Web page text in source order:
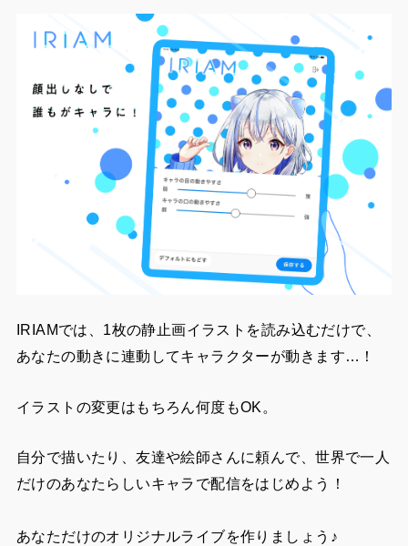
IRIAMでは、1枚の静止画イラストを読み込むだけで、
あなたの動きに連動してキャラクターが動きます…！
イラストの変更はもちろん何度もOK。
自分で描いたり、友達や絵師さんに頼んで、世界で一人
だけのあなたらしいキャラで配信をはじめよう！
あなただけのオリジナルライブを作りましょう♪